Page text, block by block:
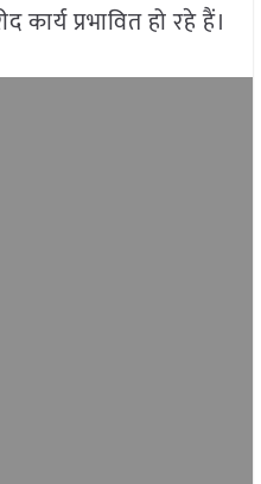
प्रभावित हो रहे हैं।